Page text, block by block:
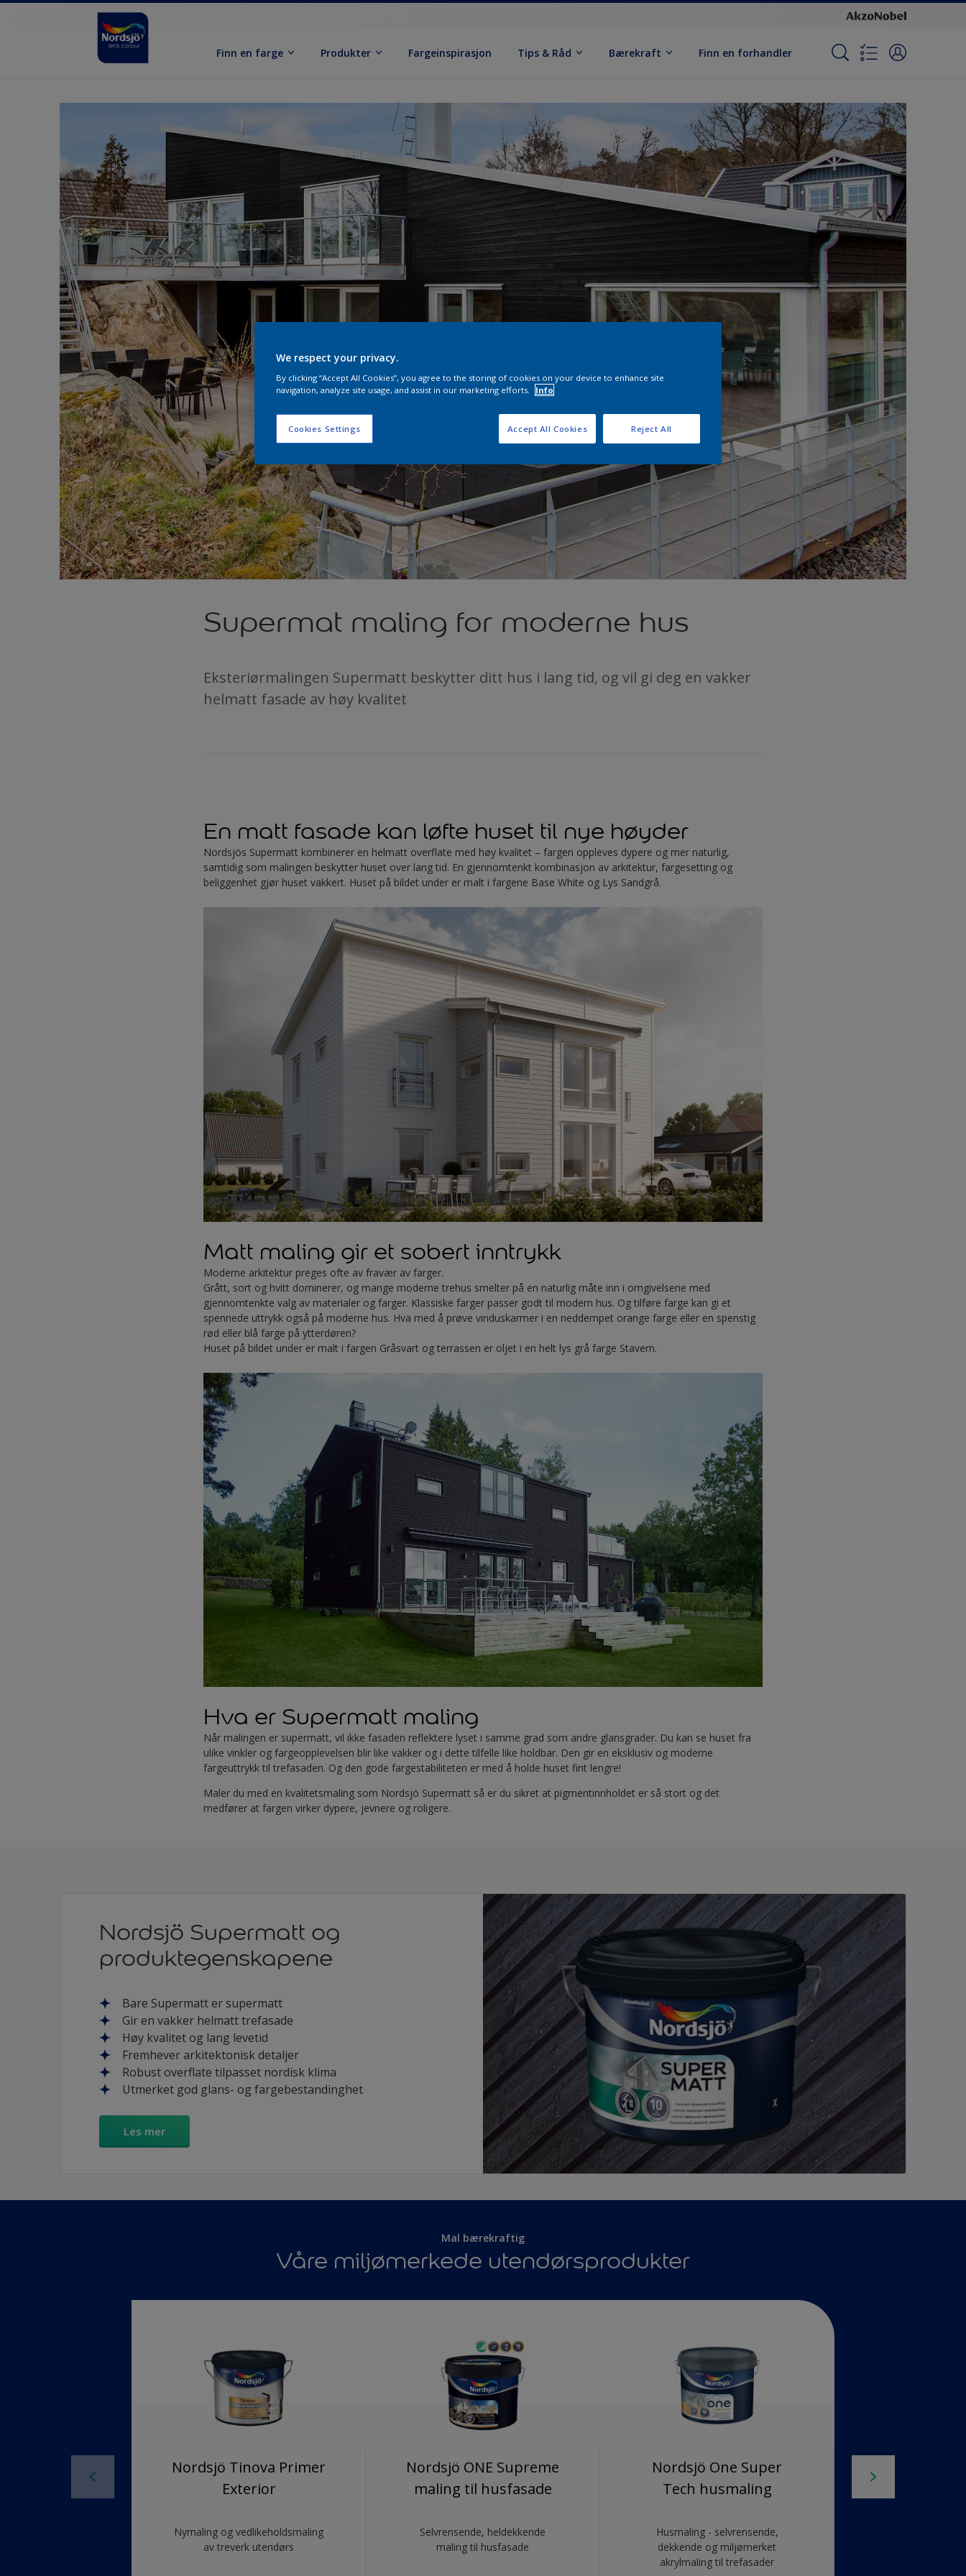
Finn en farge Produkter Fargeinspirasjon Tips & Råd Bærekraft Finn en forhandler
Supermat maling for moderne hus
Eksteriørmalingen Supermatt beskytter ditt hus i lang tid, og vil gi deg en vakker
helmatt fasade av høy kvalitet
En matt fasade kan løfte huset til nye høyder
Nordsjös Supermatt kombinerer en helmatt overflate med høy kvalitet – fargen oppleves dypere og mer naturlig,
samtidig som malingen beskytter huset over lang tid. En gjennomtenkt kombinasjon av arkitektur, fargesetting og
beliggenhet gjør huset vakkert. Huset på bildet under er malt i fargene Base White og Lys Sandgrå.
Matt maling gir et sobert inntrykk
Moderne arkitektur preges ofte av fravær av farger.
Grått, sort og hvitt dominerer, og mange moderne trehus smelter på en naturlig måte inn i omgivelsene med
gjennomtenkte valg av materialer og farger. Klassiske farger passer godt til modern hus. Og tilføre farge kan gi et
spennede uttrykk også på moderne hus. Hva med å prøve vinduskarmer i en neddempet orange farge eller en spenstig
rød eller blå farge på ytterdøren?
Huset på bildet under er malt i fargen Gråsvart og terrassen er oljet i en helt lys grå farge Stavern.
Hva er Supermatt maling
Når malingen er supermatt, vil ikke fasaden reflektere lyset i samme grad som andre glansgrader. Du kan se huset fra
ulike vinkler og fargeopplevelsen blir like vakker og i dette tilfelle like holdbar. Den gir en eksklusiv og moderne
fargeuttrykk til trefasaden. Og den gode fargestabiliteten er med å holde huset fint lengre!
Maler du med en kvalitetsmaling som Nordsjö Supermatt så er du sikret at pigmentinnholdet er så stort og det
medfører at fargen virker dypere, jevnere og roligere.
Nordsjö Supermatt og
produktegenskapene
Bare Supermatt er supermatt
Gir en vakker helmatt trefasade
Høy kvalitet og lang levetid
Fremhever arkitektonisk detaljer
Robust overflate tilpasset nordisk klima
Utmerket god glans- og fargebestandinghet
Les mer
Mal bærekraftig
Våre miljømerkede utendørsprodukter
Nordsjö Tinova Primer
Exterior
Nymaling og vedlikeholdsmaling
av treverk utendørs
Nordsjö ONE Supreme
maling til husfasade
Selvrensende, heldekkende
maling til husfasade
Nordsjö One Super
Tech husmaling
Husmaling - selvrensende,
dekkende og miljømerket
akrylmaling til trefasader
We respect your privacy.
By clicking “Accept All Cookies”, you agree to the storing of cookies on your device to enhance site
navigation, analyze site usage, and assist in our marketing efforts.
Info
Cookies Settings Reject All
Accept All Cookies